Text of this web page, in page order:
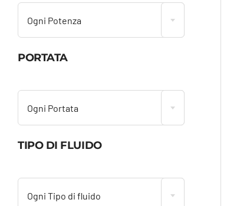
Ogni Potenza
PORTATA
Ogni Portata
TIPO DI FLUIDO
Ogni Tipo di fluido